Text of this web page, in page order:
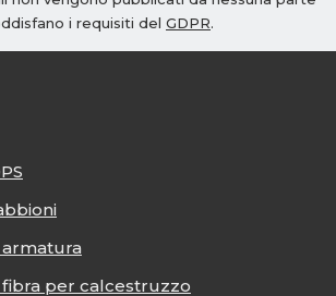
i requisiti del GDPR.
per calcestruzzo